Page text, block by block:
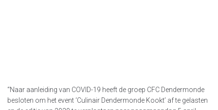
“Naar aanleiding van COVID-19 heeft de groep CFC Dendermonde
besloten om het event ‘Culinair Dendermonde Kookt’ af te gelasten